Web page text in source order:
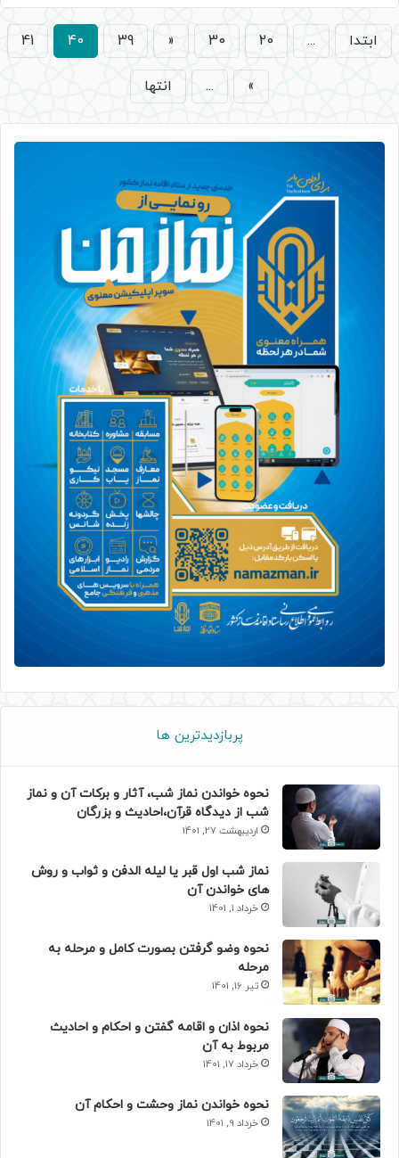
ابتدا ...
20
30
«
39
40
41
»
... انتها
پربازدیدترین ها
نحوه خواندن نماز شب، آثار و برکات آن و نماز
شب از دیدگاه قرآن،احادیث و بزرگان
اردیبهشت 27, 1401
نماز شب اول قبر یا لیله الدفن و ثواب و روش
های خواندن آن
خرداد 1, 1401
نحوه وضو گرفتن بصورت کامل و مرحله به
مرحله
تیر 16, 1401
نحوه اذان و اقامه گفتن و احکام و احادیث
مربوط به آن
خرداد 17, 1401
نحوه خواندن نماز وحشت و احکام آن
خرداد 9, 1401